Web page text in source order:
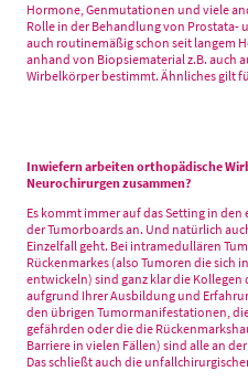
Hormone, Genmutationen und viele
Rolle in der Behandlung von Prostata-
auch routinemäßig schon seit langem
anhand von Biopsiematerial z.B. auch
Wirbelkörper bestimmt. Ähnliches gilt
Inwiefern arbeiten orthopädische
Neurochirurgen zusammen?
Es kommt immer auf das Setting in
der Tumorboards an. Und natürlich
Einzelfall geht. Bei intramedullären
Rückenmarkes (also Tumoren die sich
entwickeln) sind ganz klar die
aufgrund Ihrer Ausbildung und
den übrigen Tumormanifestationen,
gefährden oder die die
Barriere in vielen Fällen) sind alle an
Das schließt auch die